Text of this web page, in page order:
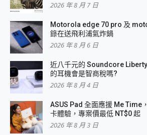
2026 年 8 月 7 日
Motorola edge 70 pro 及
錄在送飛利浦氣炸鍋
2026 年 8 月 6 日
近八千元的 Soundcore
的耳機會是智商稅嗎?
2026 年 8 月 4 日
ASUS Pad 全面應援 Me Time
卡體驗，專案價最低 NT$0 起
2026 年 8 月 3 日